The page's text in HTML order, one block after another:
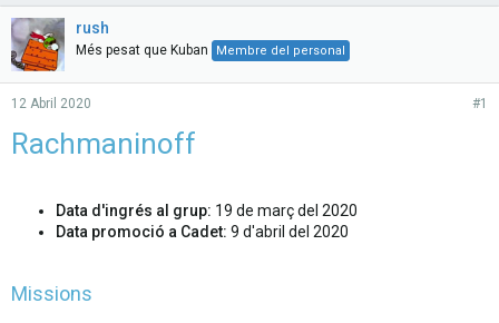
a
r
t
e
e
rush
Més pesat que Kuban Membre del personal
12 Abril 2020 #1
Rachmaninoff
Data d'ingrés al grup: 19 de març del 2020
Data promoció a Cadet: 9 d'abril del 2020
Missions